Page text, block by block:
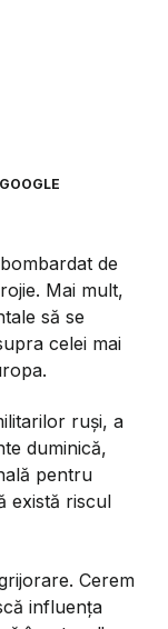
de
Mai mult,
să se
celei mai
ruși, a
duminică,
pentru
există riscul
Cerem
influenţa